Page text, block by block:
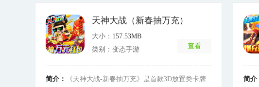
天神大战（新春抽万充）
大小： 157.53MB
类别：变态手游
查看
简介：
《天神大战-新春抽万充》是首款3D放置类卡牌
简介